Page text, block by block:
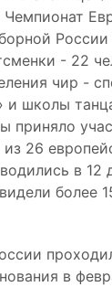
- 22
чир -
и школы
приняло
26
в 12
более
в